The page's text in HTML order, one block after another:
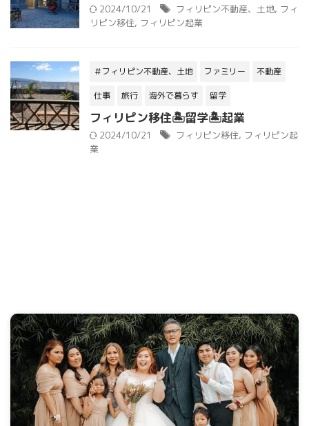
2024/10/21 フィリピン不動産、土地, フィ
リピン移住, フィリピン起業
＃フィリピン不動産、土地 ファミリー 不動産
仕事 旅行 海外で暮らす 留学
フィリピン移住🏝留学🏝起業
2024/10/21 フィリピン移住, フィリピン起
業